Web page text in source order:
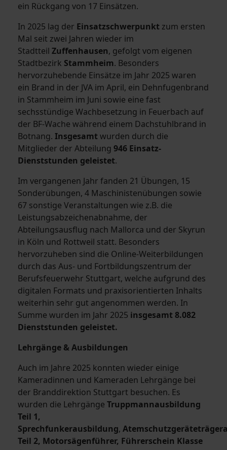
ein Rückgang von 17 Einsätzen.
In 2025 lag der Einsatzschwerpunkt zum ersten
Mal seit zwei Jahren wieder im
Stadtteil Zuffenhausen, gefolgt vom eigenen
Stadtbezirk Stammheim. Besonders
hervorzuhebende Einsätze im Jahr 2025 waren
ein Brand in der JVA im April, ein Dehnfugenbrand
in Stammheim im Juni sowie eine fast
sechsstündige Wachbesetzung in Feuerbach auf
der BF-Wache während einem Dachstuhlbrand in
Botnang. Insgesamtwurden durch die
Mitglieder der Abteilung 946 Einsatz-
Dienststunden geleistet.
Im vergangenen Jahr fanden 21 Übungen, 15
Sonderübungen, 4 Maschinistenübungen sowie
67 sonstige Veranstaltungen wie z.B. die
Leistungsabzeichenabnahme, der
Abteilungsausflug nach Mallorca und der Skyrun
in Köln und Rottweil statt. Besonders
hervorzuheben sind die Online-Weiterbildungen
durch das Aus- und Fortbildungszentrum der
Berufsfeuerwehr Stuttgart, welche aufgrund des
digitalen Formats und praxisorientierten Inhalts
weiterhin sehr gut angenommen werden. In
Summe wurden im Jahr 2025 insgesamt 8.082
Dienststunden geleistet.
Lehrgänge & Ausbildungen
Auch im Jahre 2025 konnten wieder einige
Kameradinnen und Kameraden Lehrgänge bei
der Branddirektion Stuttgart besuchen. Es
wurden die Lehrgänge Truppmannausbildung
Teil 1,
Sprechfunkerausbildung,
Teil 2, Motorsägenführer, Führerschein Klasse